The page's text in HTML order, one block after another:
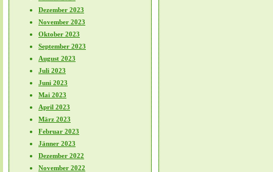
Dezember 2023
November 2023
Oktober 2023
September 2023
August 2023
Juli 2023
Juni 2023
Mai 2023
April 2023
März 2023
Februar 2023
Jänner 2023
Dezember 2022
November 2022